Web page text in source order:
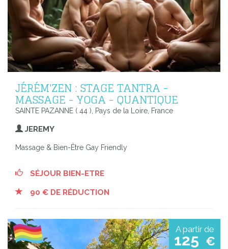
JÉRÉM'ZEN : STAGE TANTRA -
MASSAGE - YOGA - QUANTIQUE
SAINTE PAZANNE ( 44 ), Pays de la Loire, France
JEREMY
Massage & Bien-Être Gay Friendly
SÉJOUR BIEN-ETRE
90 € DE RÉDUCTION
A partir de
125 €